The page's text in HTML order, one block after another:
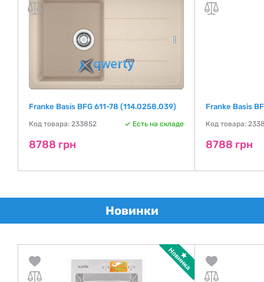
Franke Basis BFG 611-78 (114.0258.039)
Код товара: 233852 Есть на складе
8788 грн
Franke Basis
Код товара:
8788 грн
Новинки